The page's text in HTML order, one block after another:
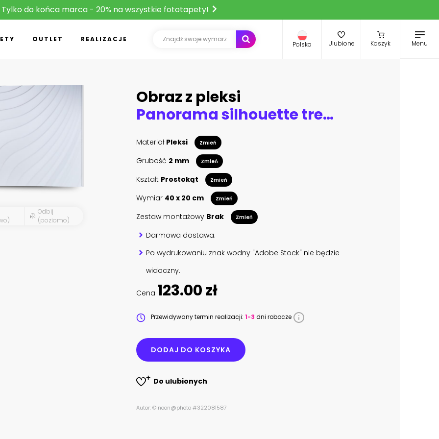
Tylko do końca marca - 20% na wszystkie fototapety!
OUTLET REALIZACJE
Polska Ulubione Koszyk Menu
Odbij
(poziomo)
Obraz z pleksi
Panorama silhouette tree in africa with sunset.Tree silhouetted against a setting sun reflection on water.Typical african cool light sunset with acacia trees in Masai Mara, Kenya.
Materiał Pleksi Zmień
Grubość 2 mm Zmień
Kształt Prostokąt Zmień
Wymiar 40 x 20 cm Zmień
Zestaw montażowy Brak Zmień
Darmowa dostawa.
Po wydrukowaniu znak wodny "Adobe Stock" nie będzie
widoczny.
Cena 123.00 zł
Przewidywany termin realizacji: 1-3 dni robocze
DODAJ DO KOSZYKA
Do ulubionych
Autor: © noon@photo #322081587